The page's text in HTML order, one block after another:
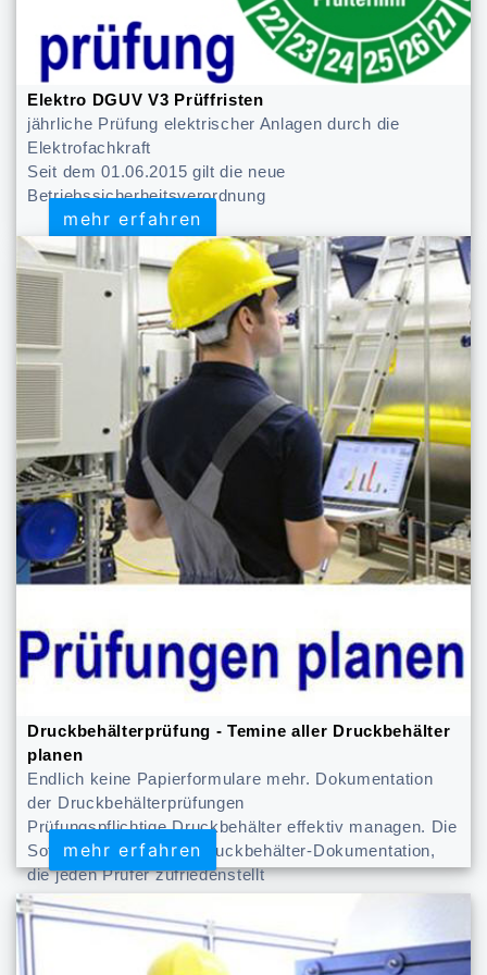
Elektro DGUV V3 Prüffristen
jährliche Prüfung elektrischer Anlagen durch die
Elektrofachkraft
Seit dem 01.06.2015 gilt die neue
Betriebssicherheitsverordnung
mehr erfahren
mehr erfahren
Druckbehälterprüfung - Temine aller Druckbehälter
planen
Endlich keine Papierformulare mehr. Dokumentation
der Druckbehälterprüfungen
Prüfungspflichtige Druckbehälter effektiv managen. Die
Software erstellt eine Druckbehälter-Dokumentation,
die jeden Prüfer zufriedenstellt
mehr erfahren
mehr erfahren